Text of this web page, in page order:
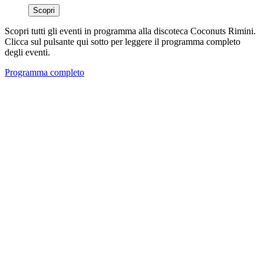
Scopri
Scopri tutti gli eventi in programma alla discoteca Coconuts Rimini.
Clicca sul pulsante qui sotto per leggere il programma completo
degli eventi.
Programma completo